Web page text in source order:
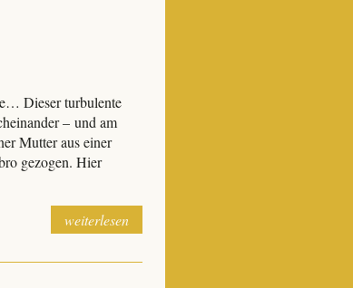
Dieser turbulente
– und am
Mutter aus einer
gezogen. Hier
weiterlesen